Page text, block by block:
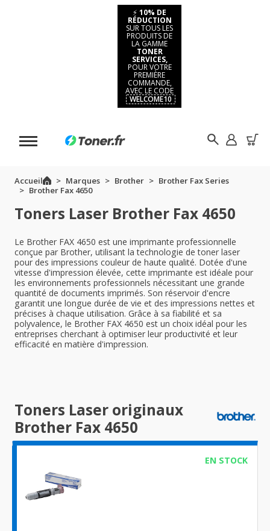
⚡ 10% DE
RÉDUCTION
SUR TOUS LES
PRODUITS DE
LA GAMME
TONER
SERVICES,
POUR VOTRE
PREMIÈRE
COMMANDE,
AVEC LE CODE
WELCOME10
Accueil Marques Brother
Brother Fax Series
Brother Fax 4650
Toners Laser Brother Fax 4650
Le Brother FAX 4650 est une imprimante professionnelle
conçue par Brother, utilisant la technologie de toner laser
pour des impressions couleur de haute qualité. Dotée d'une
vitesse d'impression élevée, cette imprimante est idéale pour
les environnements professionnels nécessitant une grande
quantité de documents imprimés. Son réservoir d'encre
garantit une longue durée de vie et des impressions nettes et
précises à chaque utilisation. Grâce à sa fiabilité et sa
polyvalence, le Brother FAX 4650 est un choix idéal pour les
entreprises cherchant à optimiser leur productivité et leur
efficacité en matière d'impression.
Toners Laser originaux
Brother Fax 4650
EN STOCK